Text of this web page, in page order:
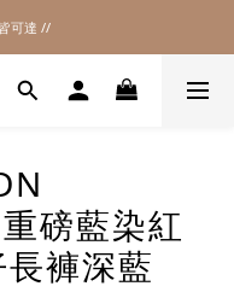
可達 //
磅藍染紅
褲深藍